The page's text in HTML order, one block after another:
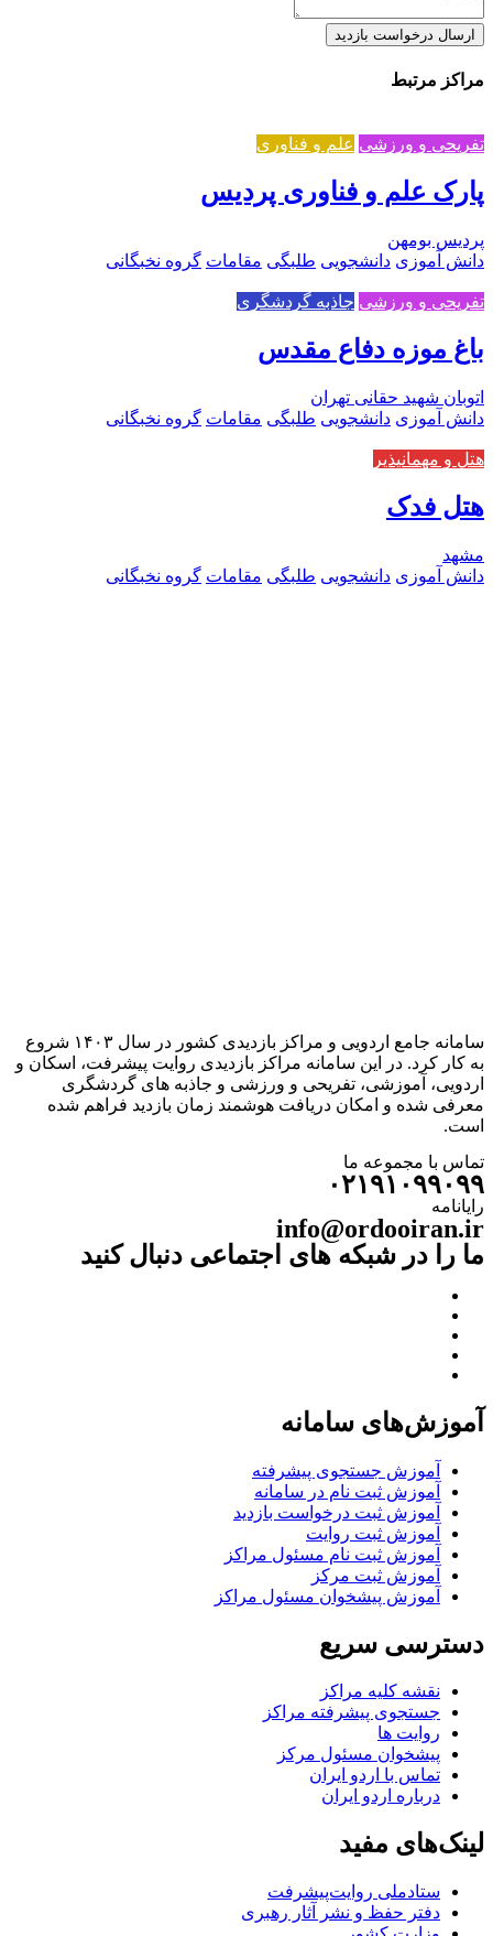
ارسال درخواست بازدید
مراکز مرتبط
تفریحی و ورزشی علم و فناوری
پارک علم و فناوری پردیس
پردیس بومهن
دانش آموزی دانشجویی طلبگی مقامات گروه نخبگانی
تفریحی و ورزشی جاذبه گردشگری
باغ موزه دفاع مقدس
اتوبان شهید حقانی تهران
دانش آموزی دانشجویی طلبگی مقامات گروه نخبگانی
هتل و مهمانپذیر
هتل فدک
مشهد
دانش آموزی دانشجویی طلبگی مقامات گروه نخبگانی
سامانه جامع اردویی و مراکز بازدیدی کشور در سال ۱۴۰۳ شروع
به کار کرد. در این سامانه مراکز بازدیدی روایت پیشرفت، اسکان و
اردویی، آموزشی، تفریحی و ورزشی و جاذبه های گردشگری
معرفی شده و امکان دریافت هوشمند زمان بازدید فراهم شده
است.
تماس با مجموعه ما
۰۲۱۹۱۰۹۹۰۹۹
رایانامه
info@ordooiran.ir
ما را در شبکه های اجتماعی دنبال کنید
آموزش‌های سامانه
آموزش جستجوی پیشرفته
آموزش ثبت نام در سامانه
آموزش ثبت درخواست بازدید
آموزش ثبت روایت
آموزش ثبت نام مسئول مراکز
آموزش ثبت مرکز
آموزش پیشخوان مسئول مراکز
دسترسی سریع
نقشه کلیه مراکز
جستجوی پیشرفته مراکز
روایت ها
پیشخوان مسئول مرکز
تماس با اردو ایران
درباره اردو ایران
لینک‌های مفید
ستاد‌ملی روایت‌پیشرفت
دفتر حفظ و نشر آثار رهبری